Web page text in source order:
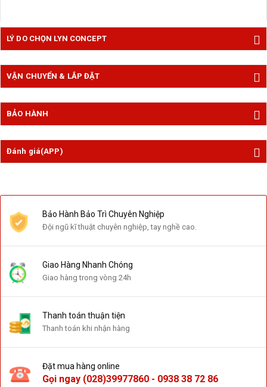
LÝ DO CHỌN LYN CONCEPT
VẬN CHUYỂN & LẮP ĐẶT
BẢO HÀNH
Đánh giá(APP)
Bảo Hành Bảo Trì Chuyên Nghiệp
Đội ngũ kĩ thuật chuyên nghiệp, tay nghề cao.
Giao Hàng Nhanh Chóng
Giao hàng trong vòng 24h
Thanh toán thuận tiện
Thanh toán khi nhận hàng
Đặt mua hàng online
Gọi ngay (028)39977860 - 0938 38 72 86